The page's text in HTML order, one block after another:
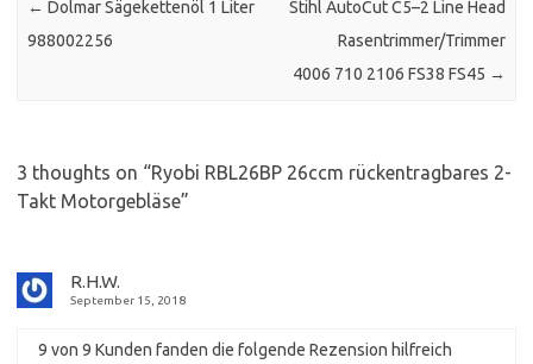
← Dolmar Sägekettenöl 1 Liter
988002256
Stihl AutoCut C5–2 Line Head
Rasentrimmer/Trimmer
4006 710 2106 FS38 FS45 →
3 thoughts on “Ryobi RBL26BP 26ccm rückentragbares 2-
Takt Motorgebläse”
R.H.W.
September 15, 2018
9 von 9 Kunden fanden die folgende Rezension hilfreich